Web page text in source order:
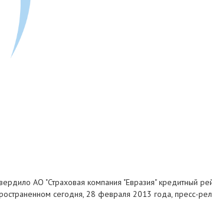
АО "Страховая компания "Евразия" кредитный
сегодня, 28 февраля 2013 года, пресс-